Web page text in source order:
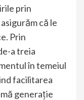
prin
că le
Prin
a treia
în temeiul
facilitarea
generaţie